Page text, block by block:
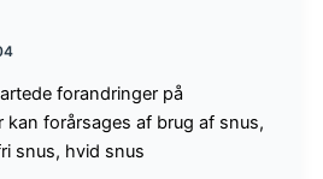
forandringer på
kan forårsages af brug af snus,
snus, hvid snus